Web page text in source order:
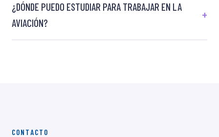
¿DÓNDE PUEDO ESTUDIAR PARA TRABAJAR EN LA
AVIACIÓN?
CONTACTO